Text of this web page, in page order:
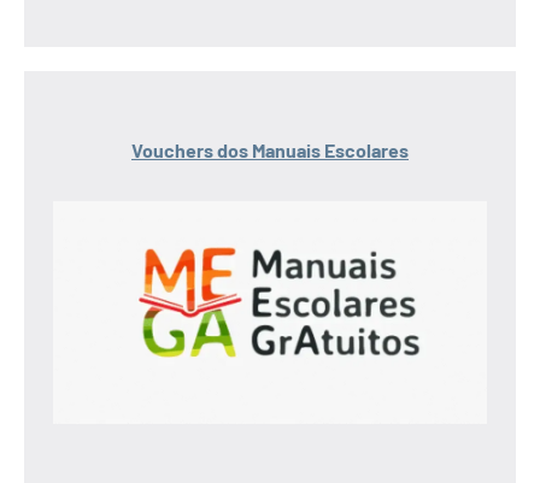
Vouchers dos Manuais Escolares